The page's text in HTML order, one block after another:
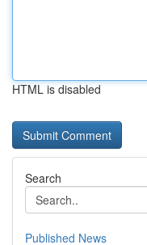
HTML is disabled
Search
Published News